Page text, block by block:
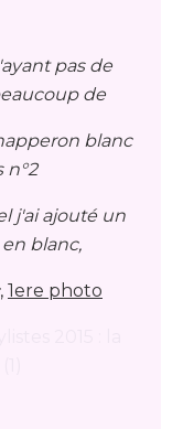
pas de
de
blanc
n°2
j'ai ajouté un
blanc,
, 1ere photo